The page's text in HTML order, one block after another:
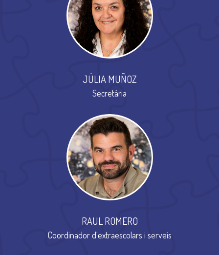
JÚLIA MUÑOZ
Secretària
RAUL ROMERO
Coordinador d'extraescolars i serveis